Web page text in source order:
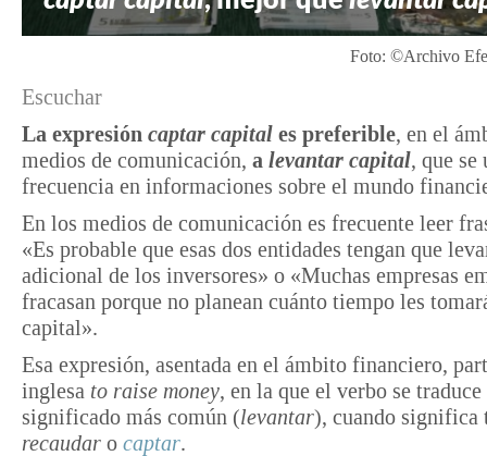
Foto: ©Archivo
Escuchar
La expresión captar capital es preferible, en el
medios de comunicación, a levantar capital, que se
frecuencia en informaciones sobre el mundo
En los medios de comunicación es frecuente leer
«Es probable que esas dos entidades tengan que
adicional de los inversores» o «Muchas empresas
fracasan porque no planean cuánto tiempo les
capital».
Esa expresión, asentada en el ámbito financiero,
inglesa to raise money, en la que el verbo se traduce
significado más común (levantar), cuando significa
recaudar o captar.